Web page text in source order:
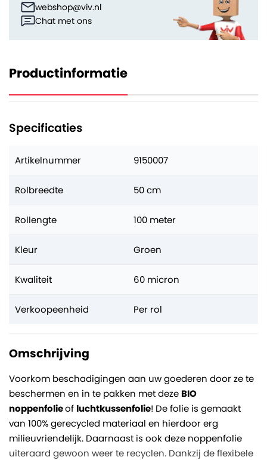
webshop@viv.nl
Chat met ons
Productinformatie
Specificaties
Artikelnummer 9150007
Rolbreedte 50 cm
Rollengte 100 meter
Kleur Groen
Kwaliteit 60 micron
Verkoopeenheid Per rol
Omschrijving
Voorkom beschadigingen aan uw goederen door ze te
beschermen en in te pakken met deze BIO
noppenfolieof luchtkussenfolie! De folie is gemaakt
van 100% gerecycled materiaal en hierdoor erg
milieuvriendelijk. Daarnaast is ook deze noppenfolie
uiteraard gewoon weer te recyclen. Dankzij de flexibele